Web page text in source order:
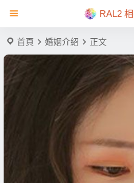
RAL2
首頁 婚姻介紹 正文